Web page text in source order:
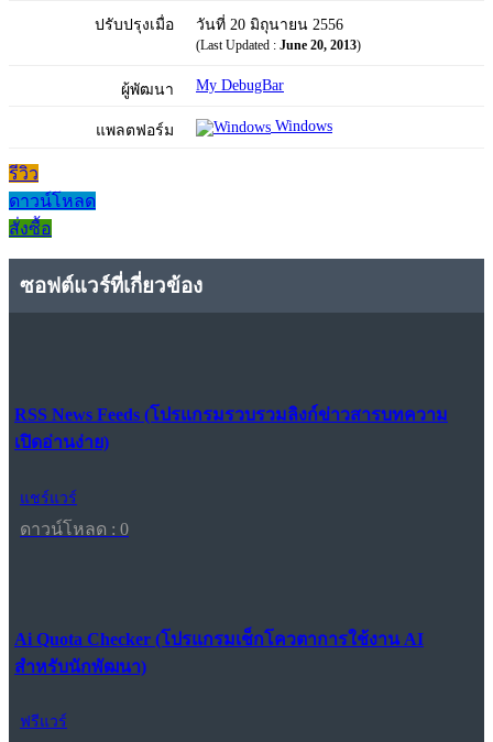
ปรับปรุงเมื่อ วันที่ 20 มิถุนายน 2556
(Last Updated : June 20, 2013)
ผู้พัฒนา My DebugBar
แพลตฟอร์ม Windows
รีวิว
ดาวน์โหลด
สั่งซื้อ
ซอฟต์แวร์ที่เกี่ยวข้อง
RSS News Feeds (โปรแกรมรวบรวมลิงก์ข่าวสารบทความ
เปิดอ่านง่าย)
แชร์แวร์
ดาวน์โหลด : 0
Ai Quota Checker (โปรแกรมเช็กโควตาการใช้งาน AI
สำหรับนักพัฒนา)
ฟรีแวร์